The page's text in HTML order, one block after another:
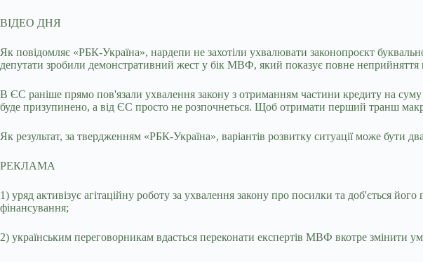
ВІДЕО ДНЯ
Як повідомляє «РБК-Україна», нардепи не захотіли ухвалювати законопроєкт
депутати зробили демонстративний жест у бік МВФ, який показує повне неприйняття
В ЄС раніше прямо пов'язали ухвалення закону з отриманням частини кредиту на
буде призупинено, а від ЄС просто не розпочнеться. Щоб отримати перший транш
Як результат, за твердженням «РБК-Україна», варіантів розвитку ситуації може бути
РЕКЛАМА
1) уряд активізує агітаційну роботу за ухвалення закону про посилки та доб'ється
фінансування;
2) українським переговорникам вдасться переконати експертів МВФ вкотре змінити